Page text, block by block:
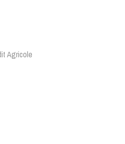
Agricole